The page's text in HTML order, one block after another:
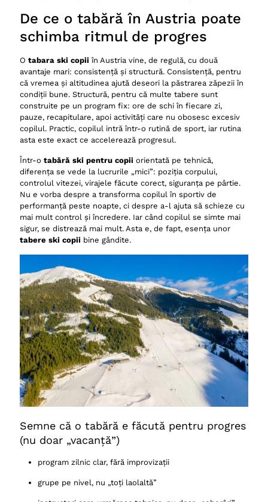
De ce o tabără în Austria poate
schimba ritmul de progres
O tabara ski copii în Austria vine, de regulă, cu două
avantaje mari: consistență și structură. Consistență, pentru
că vremea și altitudinea ajută deseori la păstrarea zăpezii în
condiții bune. Structură, pentru că multe tabere sunt
construite pe un program fix: ore de schi în fiecare zi,
pauze, recapitulare, apoi activități care nu obosesc excesiv
copilul. Practic, copilul intră într-o rutină de sport, iar rutina
asta este exact ce accelerează progresul.
Într-o tabără ski pentru copii orientată pe tehnică,
diferența se vede la lucrurile „mici”: poziția corpului,
controlul vitezei, virajele făcute corect, siguranța pe pârtie.
Nu e vorba despre a transforma copilul în sportiv de
performanță peste noapte, ci despre a-l ajuta să schieze cu
mai mult control și încredere. Iar când copilul se simte mai
sigur, se distrează mai mult. Asta e, de fapt, esența unor
tabere ski copii bine gândite.
Semne că o tabără e făcută pentru progres
(nu doar „vacanță”)
program zilnic clar, fără improvizații
grupe pe nivel, nu „toți laolaltă”